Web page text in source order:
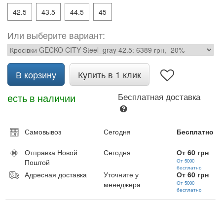
42.5 43.5 44.5 45
Или выберите вариант:
В корзину Купить в 1 клик
есть в наличии Бесплатная доставка
Самовывоз Сегодня Бесплатно
Отправка Новой
Поштой
Сегодня От 60 грн
От 5000
бесплатно
Адресная доставка
Уточните у
менеджера
От 60 грн
От 5000
бесплатно